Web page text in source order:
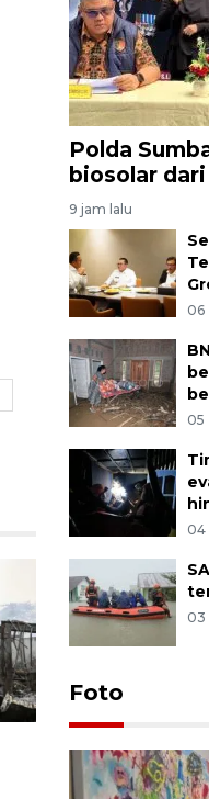
Polda
biosolar
9 jam lalu
06
05
04
03
Foto